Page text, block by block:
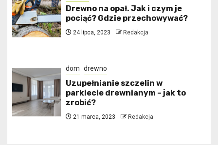
Drewno na opał. Jak i czym je
pociąć? Gdzie przechowywać?
24 lipca, 2023 Redakcja
dom drewno
Uzupełnianie szczelin w
parkiecie drewnianym – jak to
zrobić?
21 marca, 2023 Redakcja